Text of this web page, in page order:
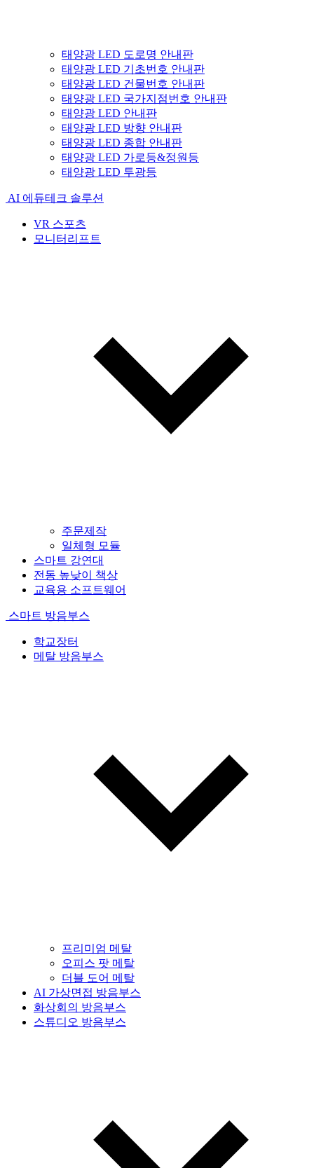
태양광 LED 도로명 안내판
태양광 LED 기초번호 안내판
태양광 LED 건물번호 안내판
태양광 LED 국가지점번호 안내판
태양광 LED 안내판
태양광 LED 방향 안내판
태양광 LED 종합 안내판
태양광 LED 가로등&정원등
태양광 LED 투광등
AI 에듀테크 솔루션
VR 스포츠
모니터리프트
주문제작
일체형 모듈
스마트 강연대
전동 높낮이 책상
교육용 소프트웨어
스마트 방음부스
학교장터
메탈 방음부스
프리미엄 메탈
오피스 팟 메탈
더블 도어 메탈
AI 가상면접 방음부스
화상회의 방음부스
스튜디오 방음부스